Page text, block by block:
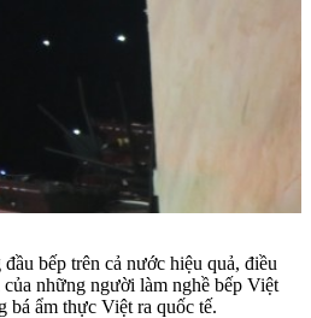
bếp trên cả nước hiệu quả, điều
những người làm nghề bếp Việt
bá ẩm thực Việt ra quốc tế.